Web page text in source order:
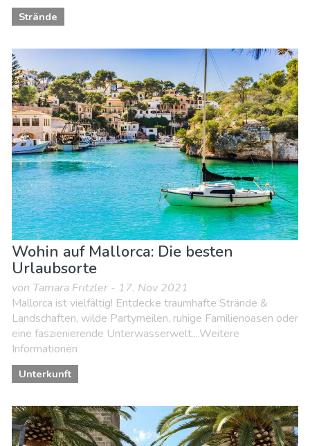
Strände
Wohin auf Mallorca: Die besten
Urlaubsorte
von Tamara Fritzler - 17. Nov 2021
Mallorca ist vielfältig! Entdecke traumhafte Strände &
Landschaften, wilde Partymeilen, ruhige Familienoasen oder
eine faszienierende Unterwasserwelt....Weitere
Informationen
Unterkunft